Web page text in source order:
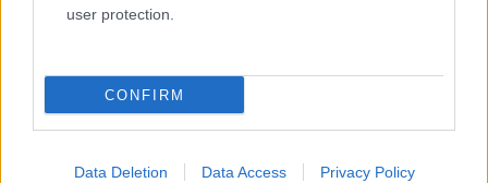
user protection.
CONFIRM
Data Deletion Data Access Privacy Policy
Διαβάστε επίσης